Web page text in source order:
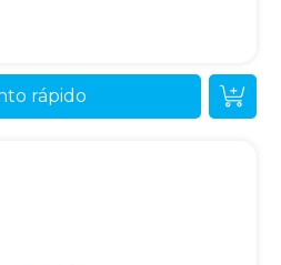
rápido